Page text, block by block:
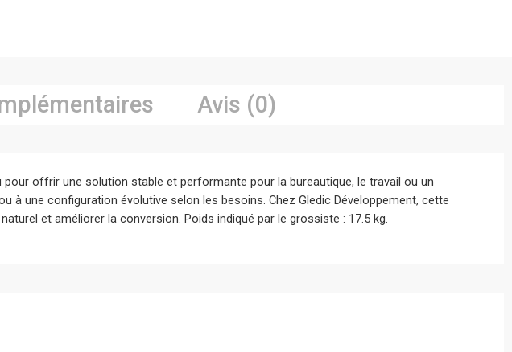
Avis (0)
offrir une solution stable et performante pour la bureautique, le travail ou un
à une configuration évolutive selon les besoins. Chez Gledic Développement, cette
et améliorer la conversion. Poids indiqué par le grossiste : 17.5 kg.